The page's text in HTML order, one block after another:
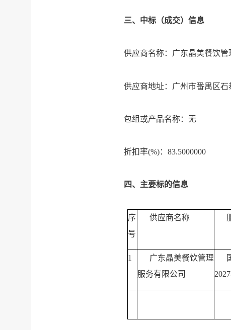
三、中标（成交）信息
供应商名称：广东晶美餐饮管
供应商地址：广州市番禺区石
包组或产品名称：无
折扣率(%)：83.5000000
四、主要标的信息
序
号
供应商名称
1
广东晶美餐饮管理
服务有限公司
国